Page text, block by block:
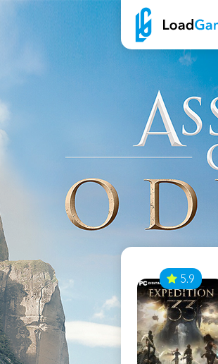
5.9